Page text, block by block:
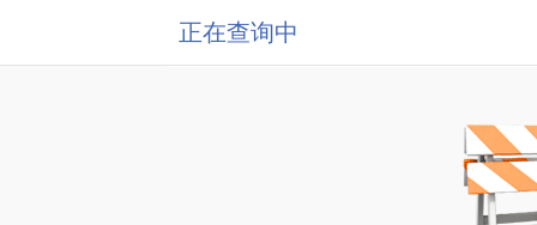
正在查询中